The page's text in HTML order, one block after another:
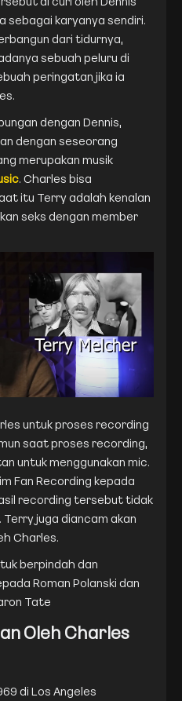
sebagai karyanya sendiri.
dari tidurnya,
sebuah peluru di
peringatan jika ia
dengan Dennis,
dengan seseorang
merupakan musik
. Charles bisa
itu Terry adalah kenalan
seks dengan member
untuk proses recording
saat proses recording,
untuk menggunakan mic.
Fan Recording kepada
recording tersebut tidak
juga diancam akan
Charles.
berpindah dan
Roman Polanski dan
Tate
Oleh Charles
di Los Angeles